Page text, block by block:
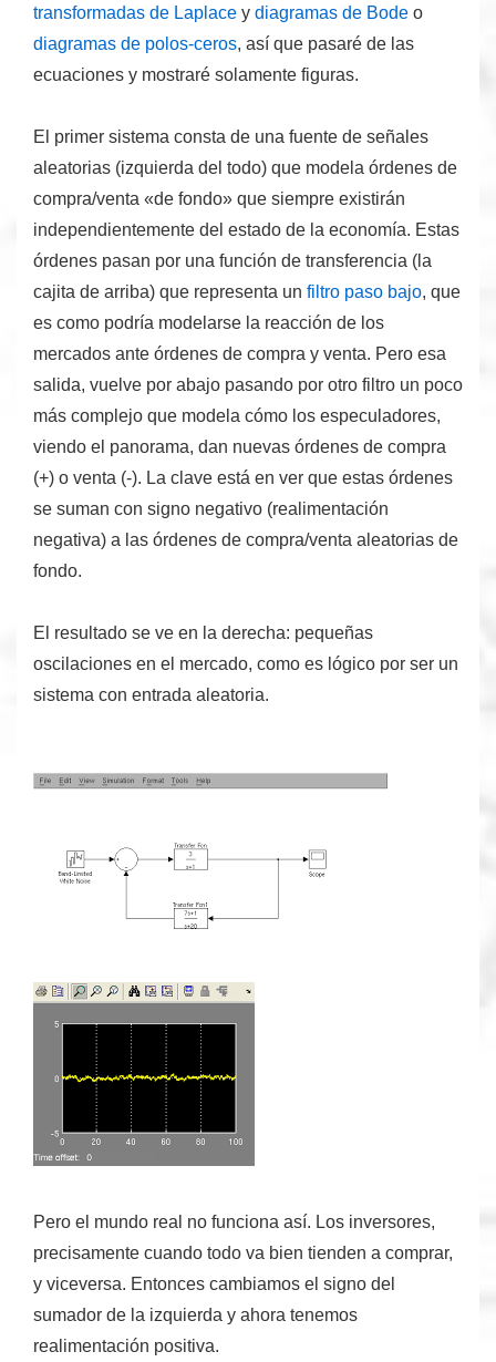
transformadas de Laplace y diagramas de Bode o
diagramas de polos-ceros, así que pasaré de las
ecuaciones y mostraré solamente figuras.
El primer sistema consta de una fuente de señales
aleatorias (izquierda del todo) que modela órdenes de
compra/venta «de fondo» que siempre existirán
independientemente del estado de la economía. Estas
órdenes pasan por una función de transferencia (la
cajita de arriba) que representa un filtro paso bajo, que
es como podría modelarse la reacción de los
mercados ante órdenes de compra y venta. Pero esa
salida, vuelve por abajo pasando por otro filtro un poco
más complejo que modela cómo los especuladores,
viendo el panorama, dan nuevas órdenes de compra
(+) o venta (-). La clave está en ver que estas órdenes
se suman con signo negativo (realimentación
negativa) a las órdenes de compra/venta aleatorias de
fondo.
El resultado se ve en la derecha: pequeñas
oscilaciones en el mercado, como es lógico por ser un
sistema con entrada aleatoria.
Pero el mundo real no funciona así. Los inversores,
precisamente cuando todo va bien tienden a comprar,
y viceversa. Entonces cambiamos el signo del
sumador de la izquierda y ahora tenemos
realimentación positiva.